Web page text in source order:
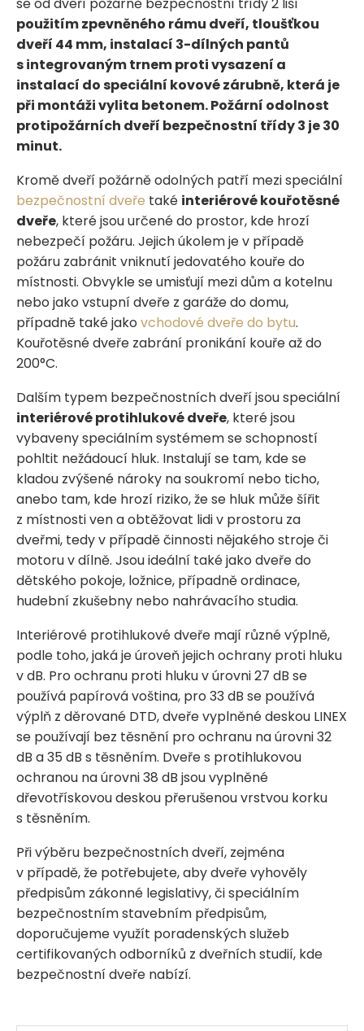
použitím zpevněného rámu dveří, tloušťkou
dveří 44 mm, instalací 3-dílných pantů
s integrovaným trnem proti vysazení a
instalací do speciální kovové zárubně, která je
při montáži vylita betonem. Požární odolnost
protipožárních dveří bezpečnostní třídy 3 je 30
minut.
Kromě dveří požárně odolných patří mezi speciální
bezpečnostní dveře také interiérové kouřotěsné
dveře, které jsou určené do prostor, kde hrozí
nebezpečí požáru. Jejich úkolem je v případě
požáru zabránit vniknutí jedovatého kouře do
místnosti. Obvykle se umisťují mezi dům a kotelnu
nebo jako vstupní dveře z garáže do domu,
případně také jako vchodové dveře do bytu.
Kouřotěsné dveře zabrání pronikání kouře až do
200°C.
Dalším typem bezpečnostních dveří jsou speciální
interiérové protihlukové dveře, které jsou
vybaveny speciálním systémem se schopností
pohltit nežádoucí hluk. Instalují se tam, kde se
kladou zvýšené nároky na soukromí nebo ticho,
anebo tam, kde hrozí riziko, že se hluk může šířit
z místnosti ven a obtěžovat lidi v prostoru za
dveřmi, tedy v případě činnosti nějakého stroje či
motoru v dílně. Jsou ideální také jako dveře do
dětského pokoje, ložnice, případně ordinace,
hudební zkušebny nebo nahrávacího studia.
Interiérové protihlukové dveře mají různé výplně,
podle toho, jaká je úroveň jejich ochrany proti hluku
v dB. Pro ochranu proti hluku v úrovni 27 dB se
používá papírová voština, pro 33 dB se používá
výplň z děrované DTD, dveře vyplněné deskou LINEX
se používají bez těsnění pro ochranu na úrovni 32
dB a 35 dB s těsněním. Dveře s protihlukovou
ochranou na úrovni 38 dB jsou vyplněné
dřevotřískovou deskou přerušenou vrstvou korku
s těsněním.
Při výběru bezpečnostních dveří, zejména
v případě, že potřebujete, aby dveře vyhověly
předpisům zákonné legislativy, či speciálním
bezpečnostním stavebním předpisům,
doporučujeme využít poradenských služeb
certifikovaných odborníků z dveřních studií, kde
bezpečnostní dveře nabízí.